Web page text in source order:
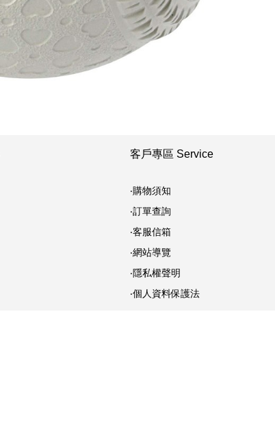
客戶專區 Service
‧購物須知
‧訂單查詢
‧客服信箱
‧網站導覽
‧隱私權聲明
‧個人資料保護法